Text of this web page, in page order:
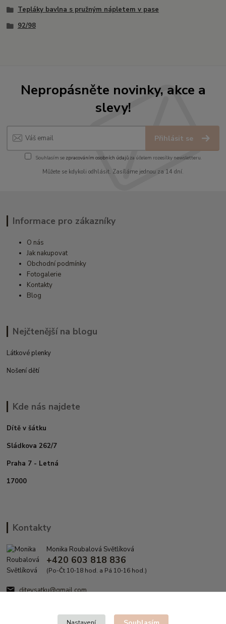
Tepláky bavlna s pružným nápletem v pase
92/98
Nepropásněte novinky, akce a
slevy!
Přihlásit se
Souhlasím se zpracováním osobních údajůza účelem rozesílky newsletteru.
Můžete se kdykoli odhlásit. Zasíláme jednou za 14 dní.
Informace pro zákazníky
O nás
Jak nakupovat
Obchodní podmínky
Fotogalerie
Kontakty
Blog
Nejčtenější na blogu
Látkové plenky
Nošení dětí
Kde nás najdete
Dítě v šátku
Sládkova 262/7
Praha 7 - Letná
17000
Kontakty
Monika Roubalová Světlíková
+420 603 818 836
(Po-Čt 10-18 hod. a Pá 10-16 hod.)
ditevsatku@gmail.com